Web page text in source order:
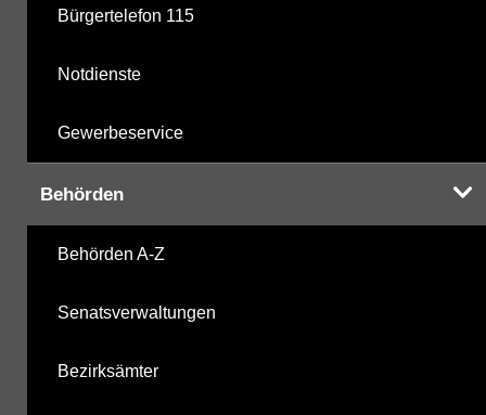
Bürgertelefon 115
Notdienste
Gewerbeservice
Behörden
Behörden A-Z
Senatsverwaltungen
Bezirksämter